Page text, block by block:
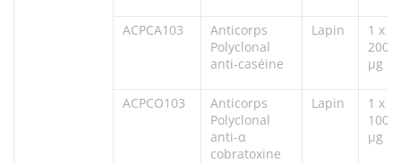
ACPCA103
Anticorps
Polyclonal
anti-caséine
Lapin
1 x
200
µg
ACPCO103
Anticorps
Polyclonal
anti-α
cobratoxine
Lapin
1 x
100
µg